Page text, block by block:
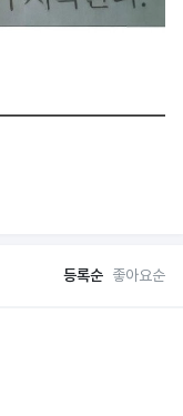
등록순 좋아요순